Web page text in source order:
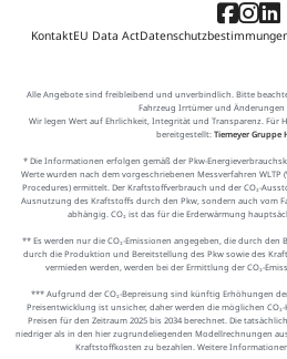
KontaktEU Data Act
Alle Angebote sind freibleibend und unverbindlich. Bitte
Fahrzeug Irrtümer und
Wir legen Wert auf Ehrlichkeit, Integrität und Transparenz. Für
bereitgestellt: Tiemeyer Gruppe
* Die Informationen erfolgen gemäß der Pkw-
Werte wurden nach dem vorgeschriebenen Messverfahren
Procedures) ermittelt. Der Kraftstoffverbrauch und der CO₂-
Ausnutzung des Kraftstoffs durch den Pkw, sondern auch vom
abhängig. CO₂ ist das für die Erderwärmung
** Es werden nur die CO₂-Emissionen angegeben, die durch den
durch die Produktion und Bereitstellung des Pkw sowie des
vermieden werden, werden bei der Ermittlung der CO₂-
*** Aufgrund der CO₂-Bepreisung sind künftig Erhöhungen
Preisentwicklung ist unsicher, daher werden die möglichen
Preisen für den Zeitraum 2025 bis 2034 berechnet. Die
niedriger als in den hier zugrundeliegenden Modellrechnungen
Kraftstoffkosten zu bezahlen. Weitere